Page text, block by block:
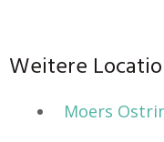
Weitere
Moers